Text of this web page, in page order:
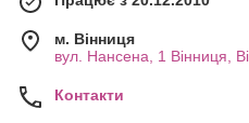
м. Вінниця
вул. Нансена, 1 Вінниця,
Контакти